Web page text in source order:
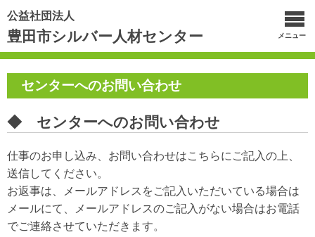
公益社団法人
豊田市シルバー人材センター メニュー
センターへのお問い合わせ
◆ センターへのお問い合わせ
仕事のお申し込み、お問い合わせはこちらにご記入の上、
送信してください。
お返事は、メールアドレスをご記入いただいている場合は
メールにて、メールアドレスのご記入がない場合はお電話
でご連絡させていただきます。